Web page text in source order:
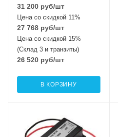
31 200 руб/шт
Цена со скидкой 11%
27 768 руб/шт
Цена со скидкой 15%
(Склад 3 и транзиты)
26 520 руб/шт
В КОРЗИНУ